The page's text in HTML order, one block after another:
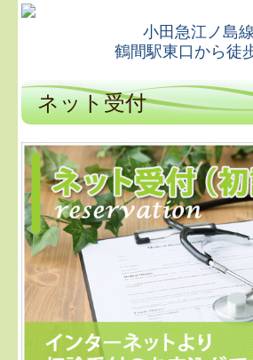
小田急江ノ島線
鶴間駅東口から徒
ネット受付